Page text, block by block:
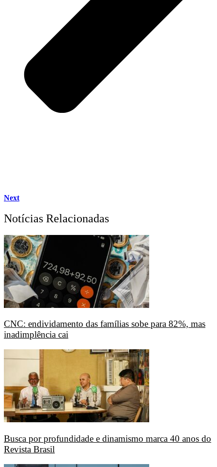
Next
Notícias Relacionadas
CNC: endividamento das famílias sobe para 82%, mas
inadimplência cai
Busca por profundidade e dinamismo marca 40 anos do
Revista Brasil